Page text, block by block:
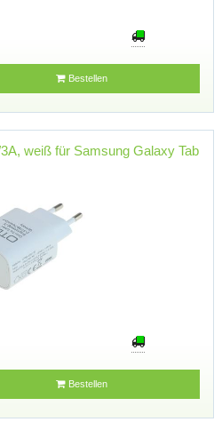
Bestellen
weiß für Samsung Galaxy Tab
Bestellen